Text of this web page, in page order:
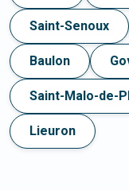
Saint-Senoux
Baulon
Saint-Malo-de-
Lieuron